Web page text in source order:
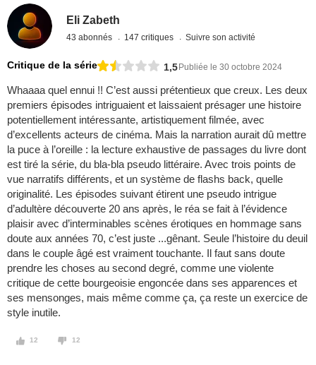
Eli Zabeth
43 abonnés 147 critiques Suivre son activité
Critique de la série 1,5Publiée le 30 octobre 2024
Whaaaa quel ennui !! C’est aussi prétentieux que creux. Les deux
premiers épisodes intriguaient et laissaient présager une histoire
potentiellement intéressante, artistiquement filmée, avec
d’excellents acteurs de cinéma. Mais la narration aurait dû mettre
la puce à l’oreille : la lecture exhaustive de passages du livre dont
est tiré la série, du bla-bla pseudo littéraire. Avec trois points de
vue narratifs différents, et un système de flashs back, quelle
originalité. Les épisodes suivant étirent une pseudo intrigue
d’adultère découverte 20 ans après, le réa se fait à l’évidence
plaisir avec d’interminables scènes érotiques en hommage sans
doute aux années 70, c’est juste ...gênant. Seule l’histoire du deuil
dans le couple âgé est vraiment touchante. Il faut sans doute
prendre les choses au second degré, comme une violente
critique de cette bourgeoisie engoncée dans ses apparences et
ses mensonges, mais même comme ça, ça reste un exercice de
style inutile.
12 12